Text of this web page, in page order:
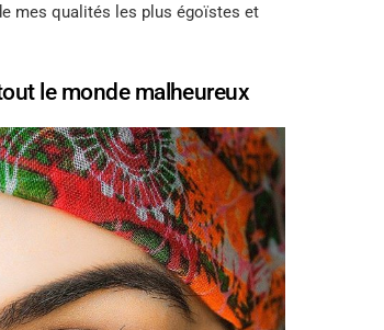
mes qualités les plus égoïstes et
le monde malheureux